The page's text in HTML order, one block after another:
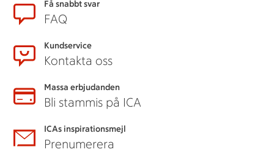
Få snabbt svar
FAQ
Kundservice
Kontakta oss
Massa erbjudanden
Bli stammis på ICA
ICAs inspirationsmejl
Prenumerera